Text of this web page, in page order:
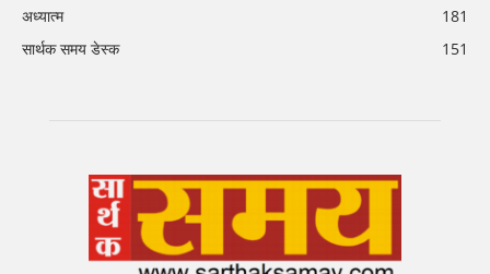
अध्यात्म
181
सार्थक समय डेस्क
151